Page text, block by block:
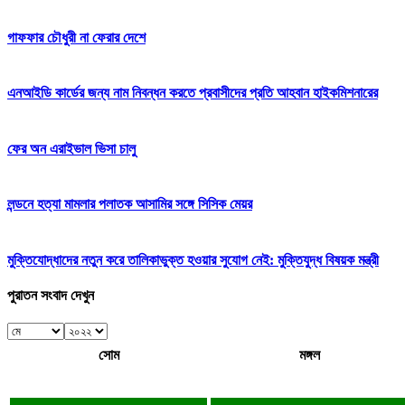
গাফফার চৌধুরী না ফেরার দেশে
এনআইডি কার্ডের জন্য নাম নিবন্ধন করতে প্রবাসীদের প্রতি আহবান হাইকমিশনারের
ফের অন এরাইভাল ভিসা চালু
লন্ডনে হত্যা মামলার পলাতক আসামির সঙ্গে সিসিক মেয়র
মুক্তিযোদ্ধাদের নতুন করে তালিকাভুক্ত হওয়ার সুযোগ নেই: মুক্তিযুদ্ধ বিষয়ক মন্ত্রী
পুরাতন সংবাদ দেখুন
সোম মঙ্গল